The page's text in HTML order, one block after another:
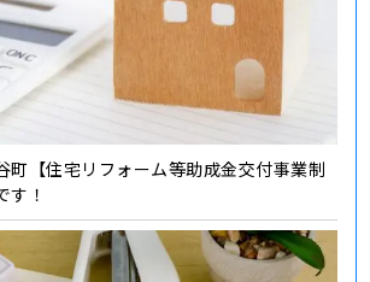
町【住宅リフォーム等助成金交付事業制
す！